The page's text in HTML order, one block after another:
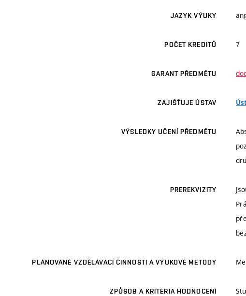
JAZYK VÝUKY
POČET KREDITŮ 7
GARANT PŘEDMĚTU
ZAJIŠŤUJE ÚSTAV
VÝSLEDKY UČENÍ PŘEDMĚTU
PREREKVIZITY
PLÁNOVANÉ VZDĚLÁVACÍ ČINNOSTI A VÝUKOVÉ METODY
ZPŮSOB A KRITÉRIA HODNOCENÍ